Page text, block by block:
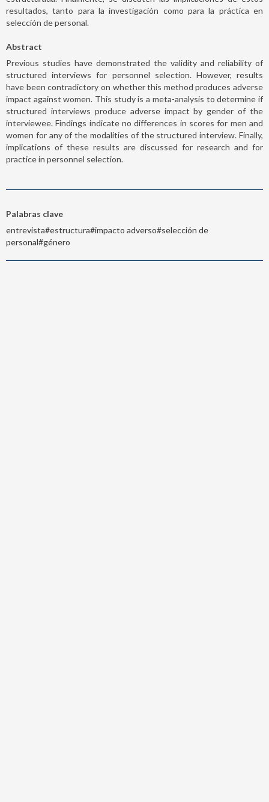
resultados, tanto para la investigación como para la práctica en
selección de personal.
Abstract
Previous studies have demonstrated the validity and reliability of
structured interviews for personnel selection. However, results
have been contradictory on whether this method produces adverse
impact against women. This study is a meta-analysis to determine if
structured interviews produce adverse impact by gender of the
interviewee. Findings indicate no differences in scores for men and
women for any of the modalities of the structured interview. Finally,
implications of these results are discussed for research and for
practice in personnel selection.
Palabras clave
entrevista#estructura#impacto adverso#selección de
personal#género